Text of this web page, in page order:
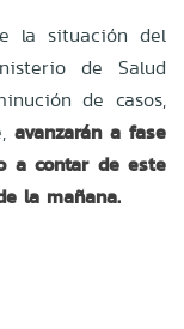
la situación del
de Salud
de casos,
avanzarán a fase
a contar de este
la mañana.